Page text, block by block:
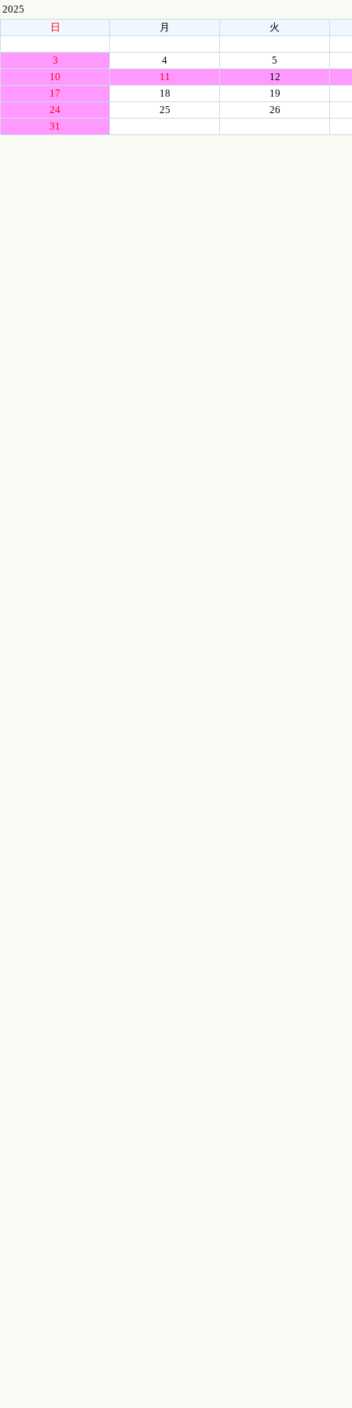
2025
日
月 火
3 4
5
10
11
12
17
18
19
24
25
26
31